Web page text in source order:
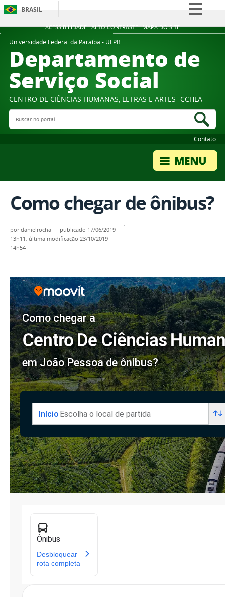
ACESSIBILIDADE ALTO CONTRASTE MAPA DO SITE
BRASIL
Simplifique!
Participe
Acesso à informação
Legislação
Universidade Federal da Paraíba - UFPB
Departamento de
Serviço Social
CENTRO DE CIÊNCIAS HUMANAS, LETRAS E ARTES- CCHLA
Buscar no portal
Contato
Como chegar de ônibus?
pordanielrocha — publicado 17/06/2019
13h11, última modificação 23/10/2019
14h54